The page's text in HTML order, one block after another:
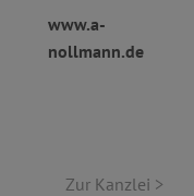
www.a-
nollmann.de
Zur Kanzlei >